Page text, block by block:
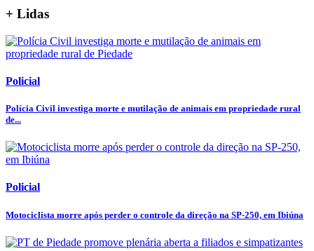
+ Lidas
Policial
Polícia Civil investiga morte e mutilação de animais em propriedade rural
de...
Policial
Motociclista morre após perder o controle da direção na SP-250, em Ibiúna